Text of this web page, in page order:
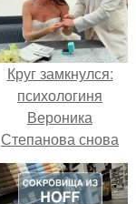
Круг замкнулся:
психологиня
Вероника
Степанова снова
вышла замуж за
собственного